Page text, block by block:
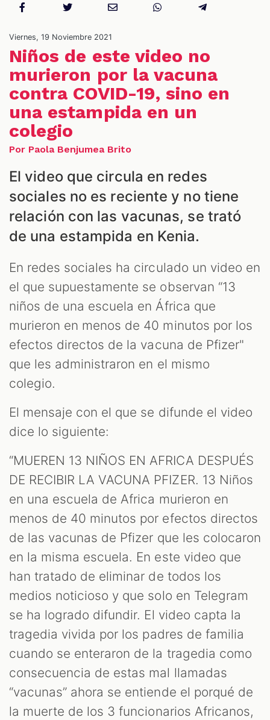
Viernes, 19 Noviembre 2021
Niños de este video no
murieron por la vacuna
contra COVID-19, sino en
una estampida en un
colegio
Por Paola Benjumea Brito
El video que circula en redes
sociales no es reciente y no tiene
relación con las vacunas, se trató
de una estampida en Kenia.
En redes sociales ha circulado un video en
el que supuestamente se observan “13
niños de una escuela en África que
murieron en menos de 40 minutos por los
efectos directos de la vacuna de Pfizer"
que les administraron en el mismo
colegio.
El mensaje con el que se difunde el video
dice lo siguiente:
“MUEREN 13 NIÑOS EN AFRICA DESPUÉS
DE RECIBIR LA VACUNA PFIZER. 13 Niños
en una escuela de Africa murieron en
menos de 40 minutos por efectos directos
de las vacunas de Pfizer que les colocaron
en la misma escuela. En este video que
han tratado de eliminar de todos los
medios noticioso y que solo en Telegram
se ha logrado difundir. El video capta la
tragedia vivida por los padres de familia
cuando se enteraron de la tragedia como
consecuencia de estas mal llamadas
“vacunas” ahora se entiende el porqué de
la muerte de los 3 funcionarios Africanos,